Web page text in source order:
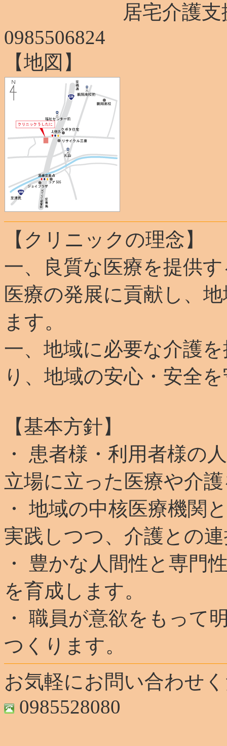
居宅介護支援
0985506824
【地図】
【クリニックの理念】
一、良質な医療を提供
医療の発展に貢献し、
ます。
一、地域に必要な介護
り、地域の安心・安全
【基本方針】
・ 患者様・利用者様の
立場に立った医療や介
・ 地域の中核医療機関
実践しつつ、介護との
・ 豊かな人間性と専門
を育成します。
・ 職員が意欲をもって
つくります。
お気軽にお問い合わせ
0985528080